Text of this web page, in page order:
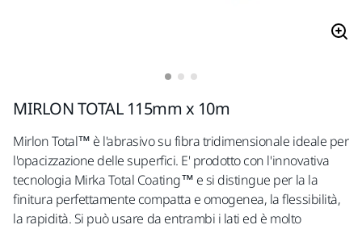
MIRLON TOTAL 115mm x 10m
Mirlon Total™ è l'abrasivo su fibra tridimensionale ideale per
l'opacizzazione delle superfici. E' prodotto con l'innovativa
tecnologia Mirka Total Coating™ e si distingue per la la
finitura perfettamente compatta e omogenea, la flessibilità,
la rapidità. Si può usare da entrambi i lati ed è molto